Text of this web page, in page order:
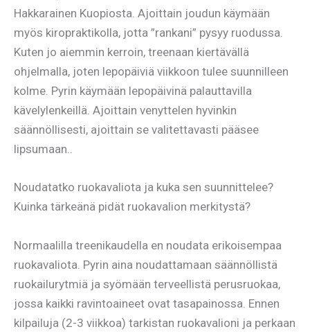
Hakkarainen Kuopiosta. Ajoittain joudun käymään
myös kiropraktikolla, jotta ”rankani” pysyy ruodussa.
Kuten jo aiemmin kerroin, treenaan kiertävällä
ohjelmalla, joten lepopäiviä viikkoon tulee suunnilleen
kolme. Pyrin käymään lepopäivinä palauttavilla
kävelylenkeillä. Ajoittain venyttelen hyvinkin
säännöllisesti, ajoittain se valitettavasti pääsee
lipsumaan..
Noudatatko ruokavaliota ja kuka sen suunnittelee?
Kuinka tärkeänä pidät ruokavalion merkitystä?
Normaalilla treenikaudella en noudata erikoisempaa
ruokavaliota. Pyrin aina noudattamaan säännöllistä
ruokailurytmiä ja syömään terveellistä perusruokaa,
jossa kaikki ravintoaineet ovat tasapainossa. Ennen
kilpailuja (2-3 viikkoa) tarkistan ruokavalioni ja perkaan